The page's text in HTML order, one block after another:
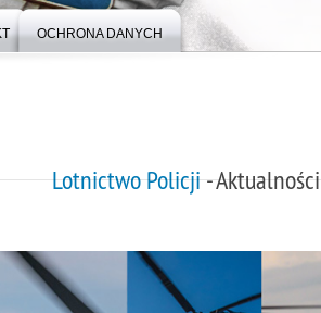
OCHRONA DANYCH
Lotnictwo Policji- Aktualności